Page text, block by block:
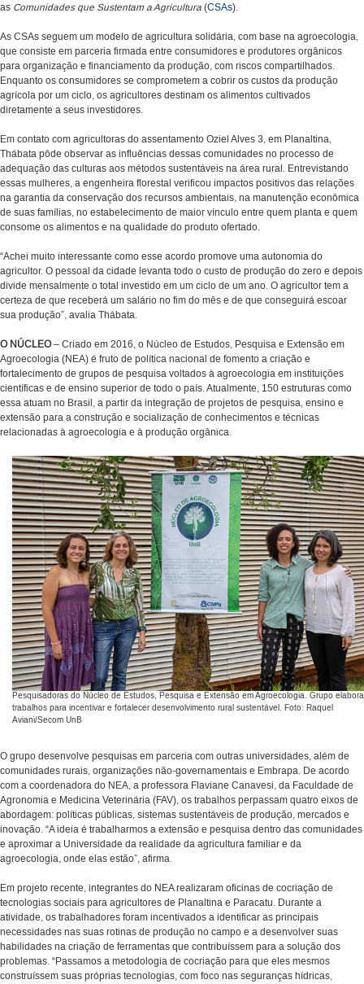
as Comunidades que Sustentam a Agricultura (CSAs).
As CSAs seguem um modelo de agricultura solidária, com base na agroecologia,
que consiste em parceria firmada entre consumidores e produtores orgânicos
para organização e financiamento da produção, com riscos compartilhados.
Enquanto os consumidores se comprometem a cobrir os custos da produção
agrícola por um ciclo, os agricultores destinam os alimentos cultivados
diretamente a seus investidores.
Em contato com agricultoras do assentamento Oziel Alves 3, em Planaltina,
Thábata pôde observar as influências dessas comunidades no processo de
adequação das culturas aos métodos sustentáveis na área rural. Entrevistando
essas mulheres, a engenheira florestal verificou impactos positivos das relações
na garantia da conservação dos recursos ambientais, na manutenção econômica
de suas famílias, no estabelecimento de maior vínculo entre quem planta e quem
consome os alimentos e na qualidade do produto ofertado.
“Achei muito interessante como esse acordo promove uma autonomia do
agricultor. O pessoal da cidade levanta todo o custo de produção do zero e depois
divide mensalmente o total investido em um ciclo de um ano. O agricultor tem a
certeza de que receberá um salário no fim do mês e de que conseguirá escoar
sua produção”, avalia Thábata.
O NÚCLEO– Criado em 2016, o Núcleo de Estudos, Pesquisa e Extensão em
Agroecologia (NEA) é fruto de política nacional de fomento a criação e
fortalecimento de grupos de pesquisa voltados à agroecologia em instituições
científicas e de ensino superior de todo o país. Atualmente, 150 estruturas como
essa atuam no Brasil, a partir da integração de projetos de pesquisa, ensino e
extensão para a construção e socialização de conhecimentos e técnicas
relacionadas à agroecologia e à produção orgânica.
Pesquisadoras do Núcleo de Estudos, Pesquisa e Extensão em Agroecologia. Grupo elabora
trabalhos para incentivar e fortalecer desenvolvimento rural sustentável. Foto: Raquel
Aviani/Secom UnB
O grupo desenvolve pesquisas em parceria com outras universidades, além de
comunidades rurais, organizações não-governamentais e Embrapa. De acordo
com a coordenadora do NEA, a professora Flaviane Canavesi, da Faculdade de
Agronomia e Medicina Veterinária (FAV), os trabalhos perpassam quatro eixos de
abordagem: políticas públicas, sistemas sustentáveis de produção, mercados e
inovação. “A ideia é trabalharmos a extensão e pesquisa dentro das comunidades
e aproximar a Universidade da realidade da agricultura familiar e da
agroecologia, onde elas estão”, afirma.
Em projeto recente, integrantes do NEA realizaram oficinas de cocriação de
tecnologias sociais para agricultores de Planaltina e Paracatu. Durante a
atividade, os trabalhadores foram incentivados a identificar as principais
necessidades nas suas rotinas de produção no campo e a desenvolver suas
habilidades na criação de ferramentas que contribuíssem para a solução dos
problemas. “Passamos a metodologia de cocriação para que eles mesmos
construíssem suas próprias tecnologias, com foco nas seguranças hídricas,